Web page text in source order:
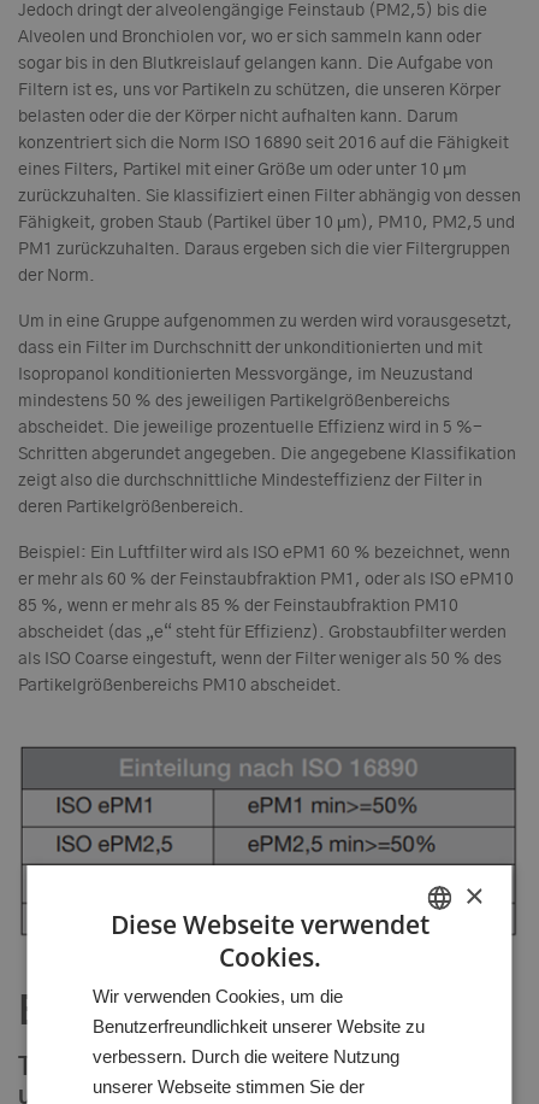
Jedoch dringt der alveolengängige Feinstaub (PM2,5) bis die
Alveolen und Bronchiolen vor, wo er sich sammeln kann oder
sogar bis in den Blutkreislauf gelangen kann. Die Aufgabe von
Filtern ist es, uns vor Partikeln zu schützen, die unseren Körper
belasten oder die der Körper nicht aufhalten kann. Darum
konzentriert sich die Norm ISO 16890 seit 2016 auf die Fähigkeit
eines Filters, Partikel mit einer Größe um oder unter 10 μm
zurückzuhalten. Sie klassifiziert einen Filter abhängig von dessen
Fähigkeit, groben Staub (Partikel über 10 μm), PM10, PM2,5 und
PM1 zurückzuhalten. Daraus ergeben sich die vier Filtergruppen
der Norm.
Um in eine Gruppe aufgenommen zu werden wird vorausgesetzt,
dass ein Filter im Durchschnitt der unkonditionierten und mit
Isopropanol konditionierten Messvorgänge, im Neuzustand
mindestens 50 % des jeweiligen Partikelgrößenbereichs
abscheidet. Die jeweilige prozentuelle Effizienz wird in 5 %-
Schritten abgerundet angegeben. Die angegebene Klassifikation
zeigt also die durchschnittliche Mindesteffizienz der Filter in
deren Partikelgrößenbereich.
Beispiel: Ein Luftfilter wird als ISO ePM1 60 % bezeichnet, wenn
er mehr als 60 % der Feinstaubfraktion PM1, oder als ISO ePM10
85 %, wenn er mehr als 85 % der Feinstaubfraktion PM10
abscheidet (das „e“ steht für Effizienz). Grobstaubfilter werden
als ISO Coarse eingestuft, wenn der Filter weniger als 50 % des
Partikelgrößenbereichs PM10 abscheidet.
EN1822 Filterprüfnorm
Teil 1: Klassifizierung, Leistungsprüfung
und Kennzeichnung
×
Diese Webseite verwendet
Cookies.
Wir verwenden Cookies, um die
Benutzerfreundlichkeit unserer Website zu
verbessern. Durch die weitere Nutzung
unserer Webseite stimmen Sie der